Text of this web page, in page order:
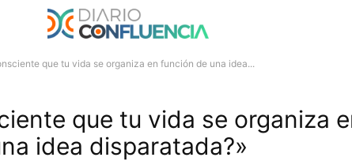
que tu vida se organiza en función de una idea...
que tu vida se organiza
idea disparatada?»